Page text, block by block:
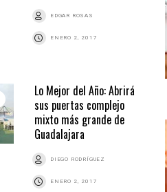
EDGAR ROSAS
ENERO 2, 2017
Lo Mejor del Año: Abrirá
sus puertas complejo
mixto más grande de
Guadalajara
DIEGO RODRÍGUEZ
ENERO 2, 2017